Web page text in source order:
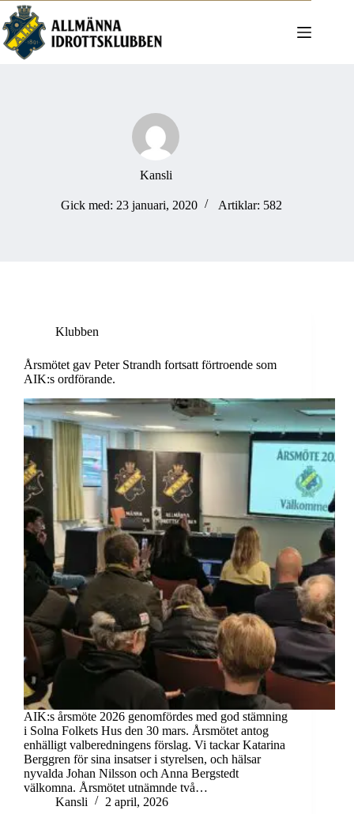
Hoppa
till
innehåll
Kansli
Gick med: 23 januari, 2020 Artiklar: 582
Klubben
Årsmötet gav Peter Strandh fortsatt förtroende som
AIK:s ordförande.
AIK:s årsmöte 2026 genomfördes med god stämning
i Solna Folkets Hus den 30 mars. Årsmötet antog
enhälligt valberedningens förslag. Vi tackar Katarina
Berggren för sina insatser i styrelsen, och hälsar
nyvalda Johan Nilsson och Anna Bergstedt
välkomna. Årsmötet utnämnde två…
Kansli
2 april, 2026